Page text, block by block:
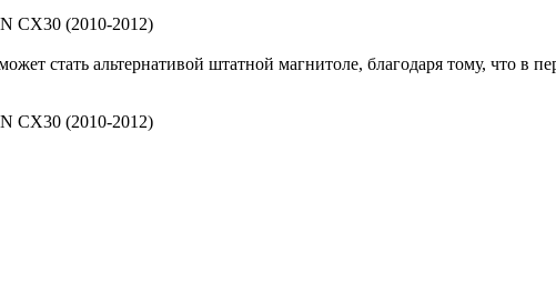
CX30 (2010-2012)
стать альтернативой штатной магнитоле, благодаря тому, что
CX30 (2010-2012)